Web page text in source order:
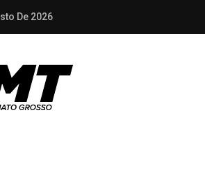
De 2026